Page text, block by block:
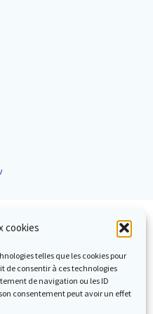
cookies
telles que les cookies pour
de consentir à ces technologies
de navigation ou les ID
consentement peut avoir un effet